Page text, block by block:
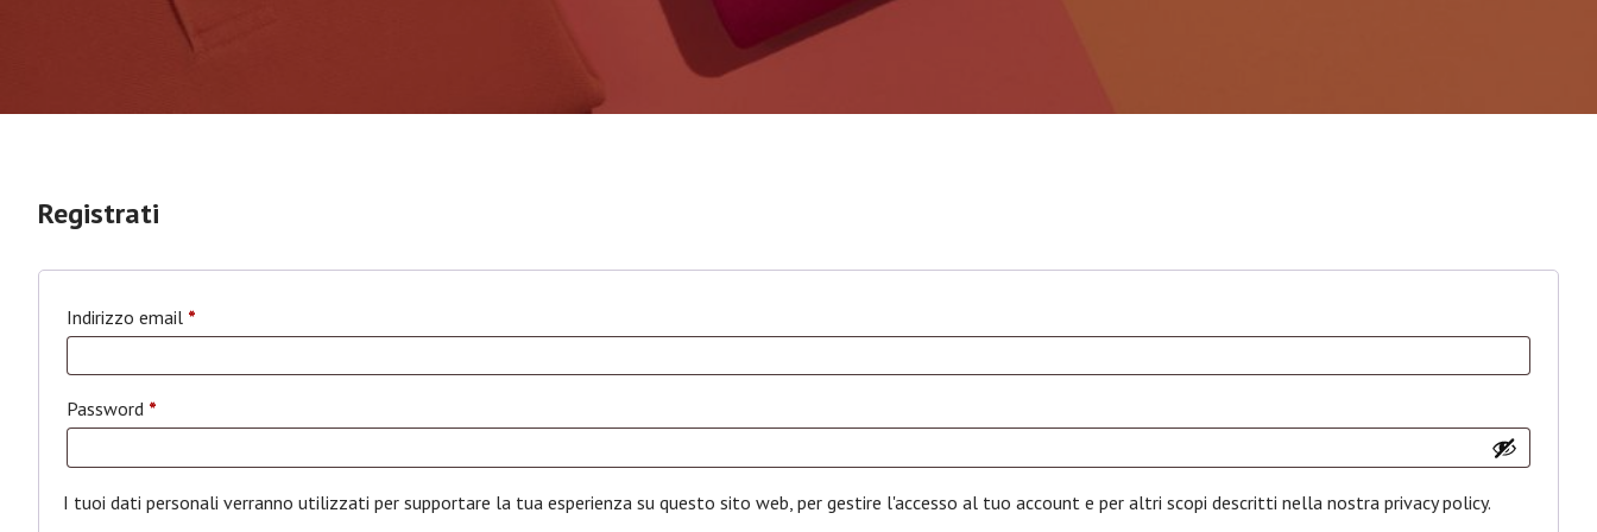
Registrati
Indirizzo email *
Password *
I tuoi dati personali verranno utilizzati per supportare la tua esperienza su questo sito web, per gestire l'accesso al tuo account e per altri scopi descritti nella nostra privacy policy.